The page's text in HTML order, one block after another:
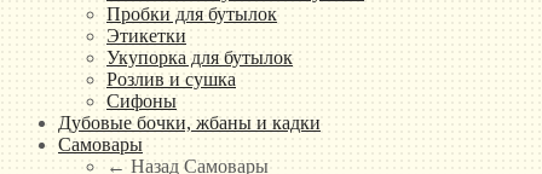
Пробки для бутылок
Этикетки
Укупорка для бутылок
Розлив и сушка
Сифоны
Дубовые бочки, жбаны и кадки
Самовары
← Назад Самовары